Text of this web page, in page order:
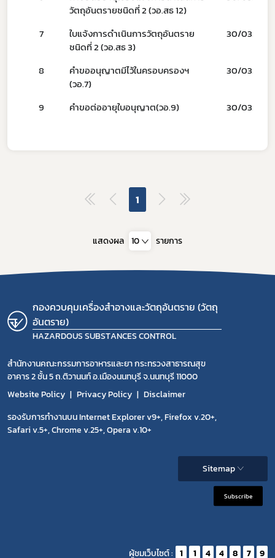
วัตถุอันตรายชนิดที่ 2 (วอ.สธ 12)
7
ใบแจ้งการดำเนินการวัตถุอันตราย
ชนิดที่ 2 (วอ.สธ 3)
30/03/66
8
คำขออนุญาตมีไว้ในครอบครองฯ
(วอ.7)
30/03/66
9 คำขอต่ออายุใบอนุญาต(วอ.9) 30/03/66
1
แสดงผล 10 รายการ
กองควบคุมเครื่องสำอางและวัตถุอันตราย (วัตถุ
อันตราย)
HAZARDOUS SUBSTANCES CONTROL
สำนักงานคณะกรรมการอาหารและยา กระทรวงสาธารณสุข
อาคาร 2 ชั้น 5 ถ.ติวานนท์ อ.เมืองนนทบุรี จ.นนทบุรี 11000
Website Policy
Privacy Policy
Disclaimer
รองรับการทำงานบน Internet Explorer v9+, Firefox v.20+,
Safari v.5+, Chrome v.25+, Opera v.10+
Sitemap
Subscribe
ผู้ชมเว็บไซต์ : 1 1 4 4 8 7 9